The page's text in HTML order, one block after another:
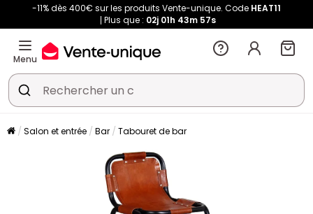
-11% dès 400€ sur les produits Vente-unique. Code HEAT11
Plus que : 02j 01h 43m 56s
Menu
Salon et entrée Bar Tabouret de bar